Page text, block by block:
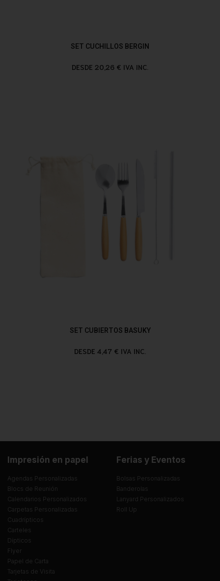
SET CUCHILLOS BERGIN
DESDE 20,26 € IVA INC.
SET CUBIERTOS BASUKY
DESDE 4,47 € IVA INC.
Impresión en papel
Agendas Personalizadas
Blocs de Reunión
Calendarios Personalizados
Carpetas Personalizadas
Cuadrípticos
Carteles
Dípticos
Flyer
Papel de Carta
Tarjetas de Visita
Ferias y Eventos
Bolsas Personalizadas
Banderolas
Lanyard Personalizados
Roll Up